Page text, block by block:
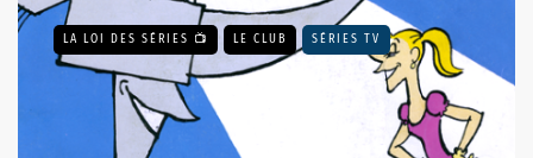
LA LOI DES SÉRIES 📺 LE CLUB SÉRIES TV